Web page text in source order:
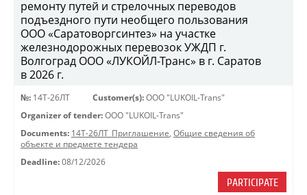
ремонту путей и стрелочных переводов
подъездного пути необщего пользования
ООО «Саратоворгсинтез» на участке
железнодорожных перевозок УЖДП г.
Волгоград ООО «ЛУКОЙЛ-Транс» в г. Саратов
в 2026 г.
№: 14Т-26ЛТ Customer(s): OOO "LUKOIL-Trans"
Organizer of tender: OOO "LUKOIL-Trans"
Documents: 14Т-26ЛТ_Приглашение, Общие сведения об
объекте и предмете тендера
Deadline: 08/12/2026
PARTICIPATE